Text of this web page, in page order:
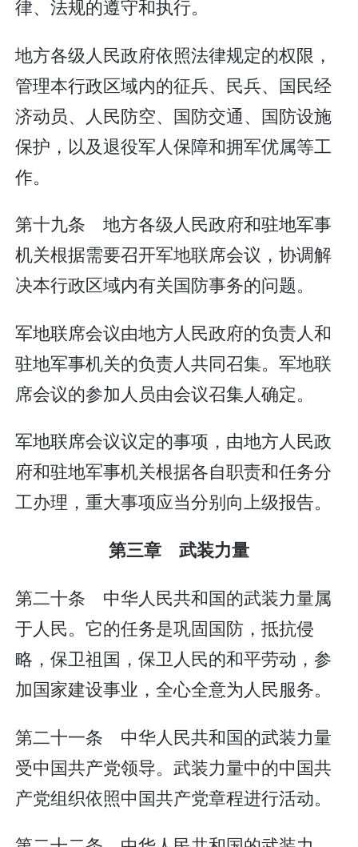
律、法规的遵守和执行。
地方各级人民政府依照法律规定的权限，
管理本行政区域内的征兵、民兵、国民经
济动员、人民防空、国防交通、国防设施
保护，以及退役军人保障和拥军优属等工
作。
第十九条 地方各级人民政府和驻地军事
机关根据需要召开军地联席会议，协调解
决本行政区域内有关国防事务的问题。
军地联席会议由地方人民政府的负责人和
驻地军事机关的负责人共同召集。军地联
席会议的参加人员由会议召集人确定。
军地联席会议议定的事项，由地方人民政
府和驻地军事机关根据各自职责和任务分
工办理，重大事项应当分别向上级报告。
第三章 武装力量
第二十条 中华人民共和国的武装力量属
于人民。它的任务是巩固国防，抵抗侵
略，保卫祖国，保卫人民的和平劳动，参
加国家建设事业，全心全意为人民服务。
第二十一条 中华人民共和国的武装力量
受中国共产党领导。武装力量中的中国共
产党组织依照中国共产党章程进行活动。